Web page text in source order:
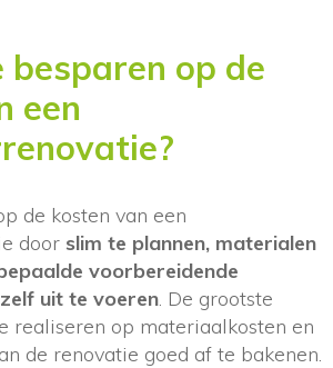
besparen op de
een
de kosten van een
door slim te plannen, materialen
voorbereidende
uit te voeren . De grootste
realiseren op materiaalkosten en
de renovatie goed af te bakenen.